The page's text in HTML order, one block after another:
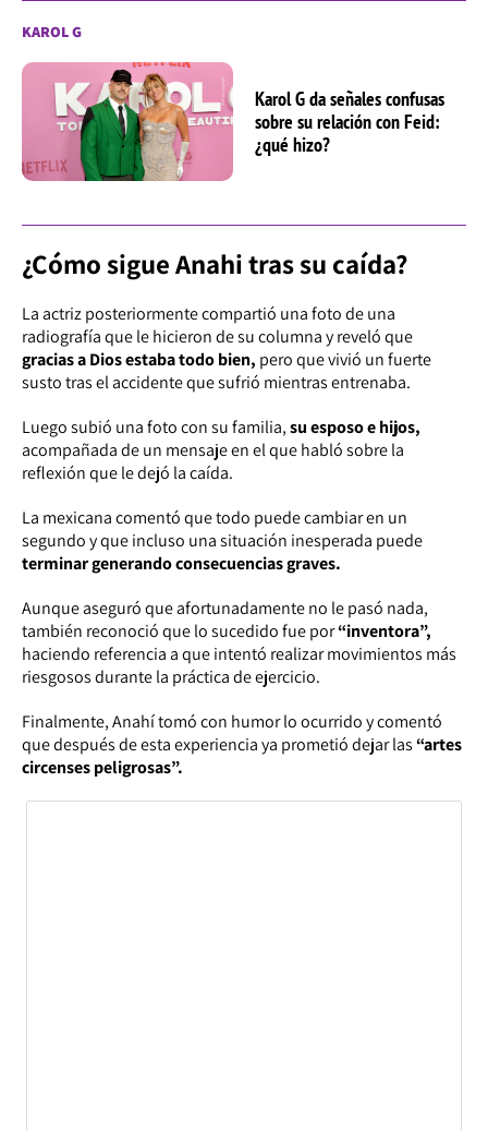
KAROL G
Karol G da señales confusas
sobre su relación con Feid:
¿qué hizo?
¿Cómo sigue Anahi tras su caída?
La actriz posteriormente compartió una foto de una
radiografía que le hicieron de su columna y reveló que
gracias a Dios estaba todo bien, pero que vivió un fuerte
susto tras el accidente que sufrió mientras entrenaba.
Luego subió una foto con su familia,su esposo e hijos,
acompañada de un mensaje en el que habló sobre la
reflexión que le dejó la caída.
La mexicana comentó que todo puede cambiar en un
segundo y que incluso una situación inesperada puede
terminar generando consecuencias graves.
Aunque aseguró que afortunadamente no le pasó nada,
también reconoció que lo sucedido fue por“inventora”,
haciendo referencia a que intentó realizar movimientos más
riesgosos durante la práctica de ejercicio.
Finalmente, Anahí tomó con humor lo ocurrido y comentó
que después de esta experiencia ya prometió dejar las“artes
circenses peligrosas”.